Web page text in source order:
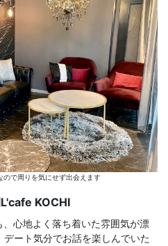
で周りを気にせず出会えます
KOCHI
心地よく落ち着いた雰囲気が漂
ート気分でお話を楽しんでいた